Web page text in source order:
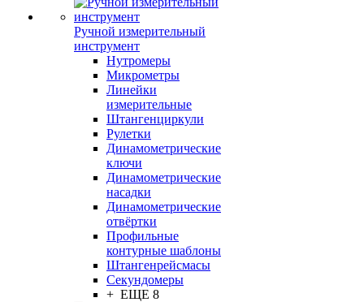
Ручной измерительный
инструмент
Нутромеры
Микрометры
Линейки
измерительные
Штангенциркули
Рулетки
Динамометрические
ключи
Динамометрические
насадки
Динамометрические
отвёртки
Профильные
контурные шаблоны
Штангенрейсмасы
Секундомеры
+ ЕЩЕ 8